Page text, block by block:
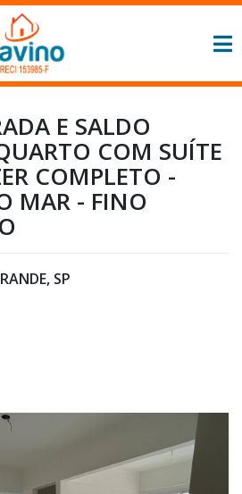
E SALDO
COM SUÍTE
COMPLETO -
MAR - FINO
SP